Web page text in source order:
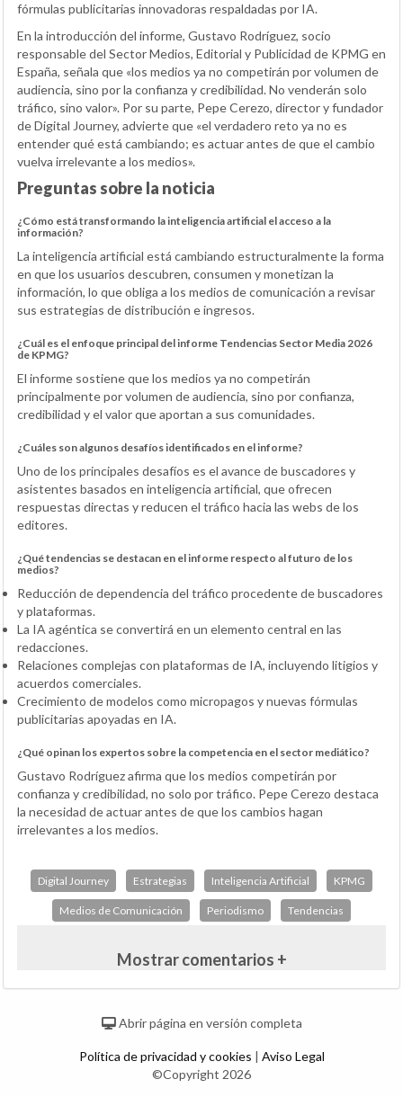
fórmulas publicitarias innovadoras respaldadas por IA.
En la introducción del informe, Gustavo Rodríguez, socio
responsable del Sector Medios, Editorial y Publicidad de KPMG en
España, señala que «los medios ya no competirán por volumen de
audiencia, sino por la confianza y credibilidad. No venderán solo
tráfico, sino valor». Por su parte, Pepe Cerezo, director y fundador
de Digital Journey, advierte que «el verdadero reto ya no es
entender qué está cambiando; es actuar antes de que el cambio
vuelva irrelevante a los medios».
Preguntas sobre la noticia
¿Cómo está transformando la inteligencia artificial el acceso a la
información?
La inteligencia artificial está cambiando estructuralmente la forma
en que los usuarios descubren, consumen y monetizan la
información, lo que obliga a los medios de comunicación a revisar
sus estrategias de distribución e ingresos.
¿Cuál es el enfoque principal del informe Tendencias Sector Media 2026
de KPMG?
El informe sostiene que los medios ya no competirán
principalmente por volumen de audiencia, sino por confianza,
credibilidad y el valor que aportan a sus comunidades.
¿Cuáles son algunos desafíos identificados en el informe?
Uno de los principales desafíos es el avance de buscadores y
asistentes basados en inteligencia artificial, que ofrecen
respuestas directas y reducen el tráfico hacia las webs de los
editores.
¿Qué tendencias se destacan en el informe respecto al futuro de los
medios?
Reducción de dependencia del tráfico procedente de buscadores
y plataformas.
La IA agéntica se convertirá en un elemento central en las
redacciones.
Relaciones complejas con plataformas de IA, incluyendo litigios y
acuerdos comerciales.
Crecimiento de modelos como micropagos y nuevas fórmulas
publicitarias apoyadas en IA.
¿Qué opinan los expertos sobre la competencia en el sector mediático?
Gustavo Rodríguez afirma que los medios competirán por
confianza y credibilidad, no solo por tráfico. Pepe Cerezo destaca
la necesidad de actuar antes de que los cambios hagan
irrelevantes a los medios.
Digital Journey Estrategias Inteligencia Artificial KPMG
Medios de Comunicación Periodismo Tendencias
Mostrar comentarios +
Abrir página en versión completa
Política de privacidad y cookies | Aviso Legal
©Copyright 2026